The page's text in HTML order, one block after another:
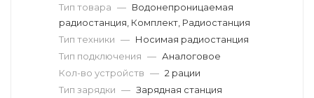
Тип товара — Водонепроницаемая
радиостанция, Комплект, Радиостанция
Тип техники — Носимая радиостанция
Тип подключения — Аналоговое
Кол-во устройств — 2 рации
Тип зарядки — Зарядная станция